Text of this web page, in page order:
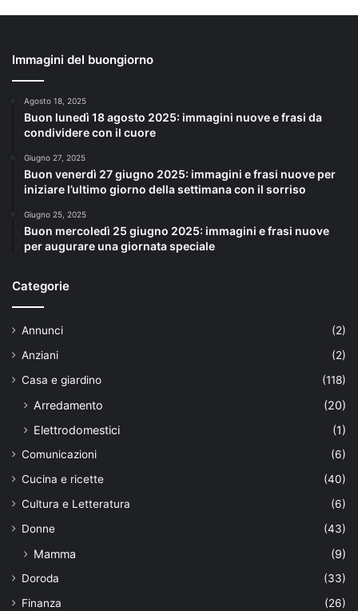
Immagini del buongiorno
Agosto 18, 2025
Buon lunedì 18 agosto 2025: immagini nuove e frasi da
condividere con il cuore
Giugno 27, 2025
Buon venerdì 27 giugno 2025: immagini e frasi nuove per
iniziare l’ultimo giorno della settimana con il sorriso
Giugno 25, 2025
Buon mercoledì 25 giugno 2025: immagini e frasi nuove
per augurare una giornata speciale
Categorie
Annunci
(2)
Anziani
(2)
Casa e giardino
(118)
Arredamento
(20)
Elettrodomestici
(1)
Comunicazioni
(6)
Cucina e ricette
(40)
Cultura e Letteratura
(6)
Donne
(43)
Mamma (9)
Doroda
(33)
Finanza
(26)